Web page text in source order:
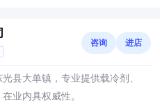
咨询 进店
县大单镇，专业提供载冷剂、
业内具权威性。